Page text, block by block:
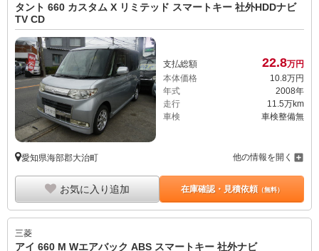
タント 660 カスタム X リミテッド スマートキー 社外HDDナビ
TV CD
支払総額 22.8万円
本体価格
10.8万円
年式
2008年
走行
11.5万km
車検
車検整備無
愛知県海部郡大治町 他の情報を開く
お気に入り追加 在庫確認・見積依頼（無料）
三菱
アイ 660 M Wエアバック ABS スマートキー 社外ナビ